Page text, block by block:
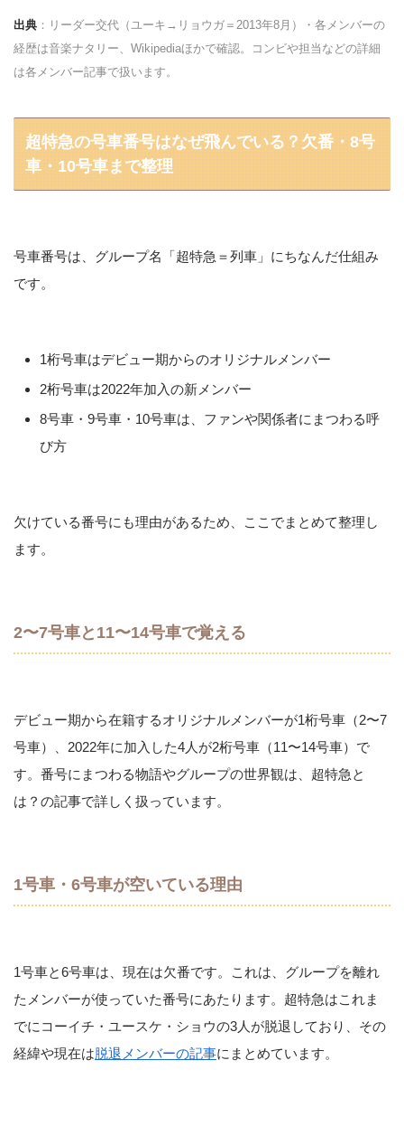
出典 ：リーダー交代（ユーキ→リョウガ＝2013年8月）・各メンバーの
経歴は音楽ナタリー、Wikipediaほかで確認。コンビや担当などの詳細
は各メンバー記事で扱います。
超特急の号車番号はなぜ飛んでいる？欠番・8号
車・10号車まで整理
号車番号は、グループ名「超特急＝列車」にちなんだ仕組み
です。
1桁号車はデビュー期からのオリジナルメンバー
2桁号車は2022年加入の新メンバー
8号車・9号車・10号車は、ファンや関係者にまつわる呼
び方
欠けている番号にも理由があるため、ここでまとめて整理し
ます。
2〜7号車と11〜14号車で覚える
デビュー期から在籍するオリジナルメンバーが1桁号車（2〜7
号車）、2022年に加入した4人が2桁号車（11〜14号車）で
す。番号にまつわる物語やグループの世界観は、超特急と
は？の記事で詳しく扱っています。
1号車・6号車が空いている理由
1号車と6号車は、現在は欠番です。これは、グループを離れ
たメンバーが使っていた番号にあたります。超特急はこれま
でにコーイチ・ユースケ・ショウの3人が脱退しており、その
経緯や現在は脱退メンバーの記事にまとめています。